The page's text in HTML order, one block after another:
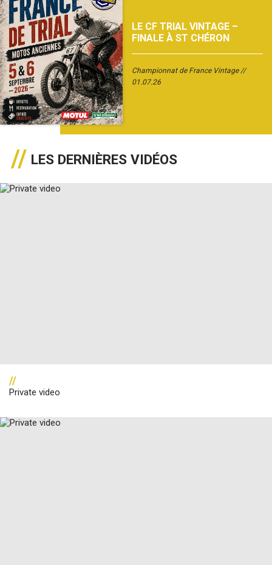
LE CF TRIAL VINTAGE –
FINALE À ST CHÉRON
Championnat de France Vintage
01.07.26
LES DERNIÈRES VIDÉOS
//
Private video